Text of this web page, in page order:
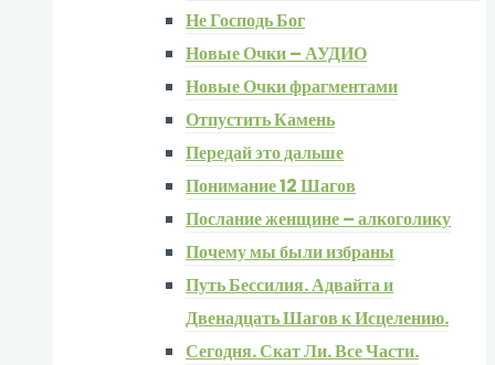
Не Господь Бог
Новые Очки – АУДИО
Новые Очки фрагментами
Отпустить Камень
Передай это дальше
Понимание 12 Шагов
Послание женщине – алкоголику
Почему мы были избраны
Путь Бессилия. Адвайта и
Двенадцать Шагов к Исцелению.
Сегодня. Скат Ли. Все Части.